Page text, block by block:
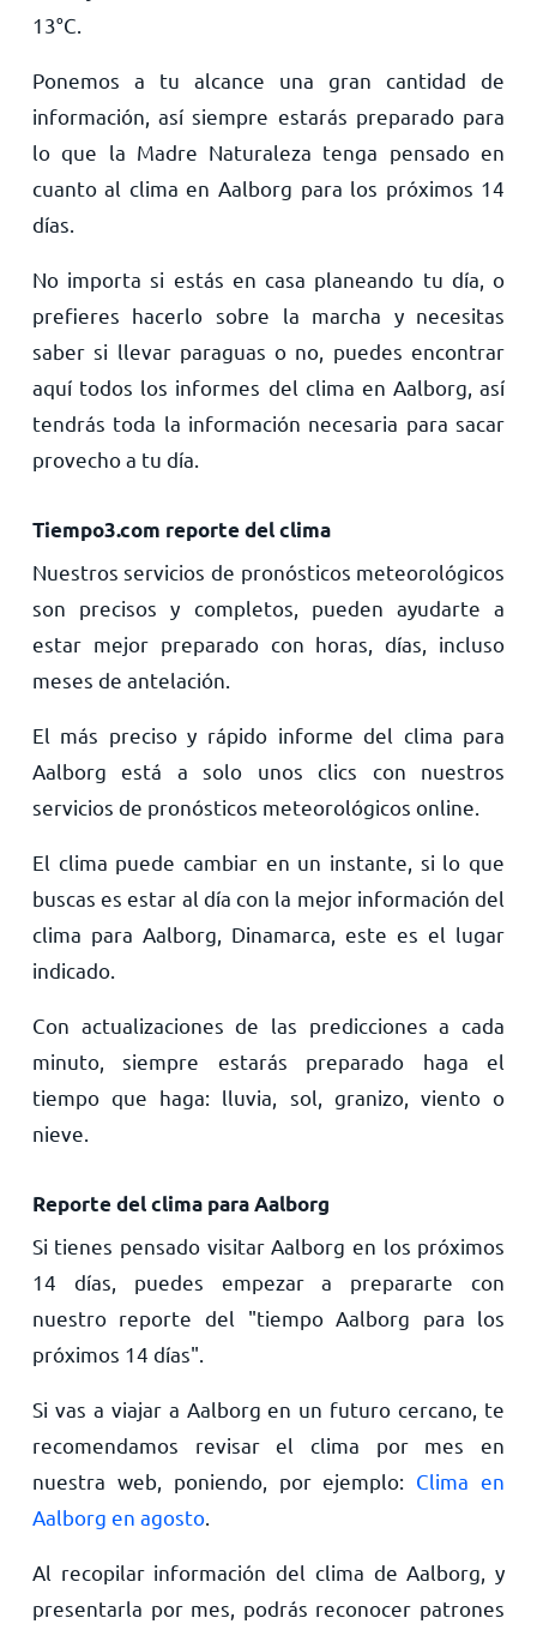
13°C
Ponemos a tu alcance una gran cantidad de
información, así siempre estarás preparado para
lo que la Madre Naturaleza tenga pensado en
cuanto al clima en Aalborg para los próximos 14
días.
No importa si estás en casa planeando tu día, o
prefieres hacerlo sobre la marcha y necesitas
saber si llevar paraguas o no, puedes encontrar
aquí todos los informes del clima en Aalborg, así
tendrás toda la información necesaria para sacar
provecho a tu día.
Tiempo3.com reporte del clima
Nuestros servicios de pronósticos meteorológicos
son precisos y completos, pueden ayudarte a
estar mejor preparado con horas, días, incluso
meses de antelación.
El más preciso y rápido informe del clima para
Aalborg está a solo unos clics con nuestros
servicios de pronósticos meteorológicos online.
El clima puede cambiar en un instante, si lo que
buscas es estar al día con la mejor información del
clima para Aalborg, Dinamarca, este es el lugar
indicado.
Con actualizaciones de las predicciones a cada
minuto, siempre estarás preparado haga el
tiempo que haga: lluvia, sol, granizo, viento o
nieve.
Reporte del clima para Aalborg
Si tienes pensado visitar Aalborg en los próximos
14 días, puedes empezar a prepararte con
nuestro reporte del "tiempo Aalborg para los
próximos 14 días".
Si vas a viajar a Aalborg en un futuro cercano, te
recomendamos revisar el clima por mes en
nuestra web, poniendo, por ejemplo: Clima en
Aalborg en agosto.
Al recopilar información del clima de Aalborg, y
presentarla por mes, podrás reconocer patrones